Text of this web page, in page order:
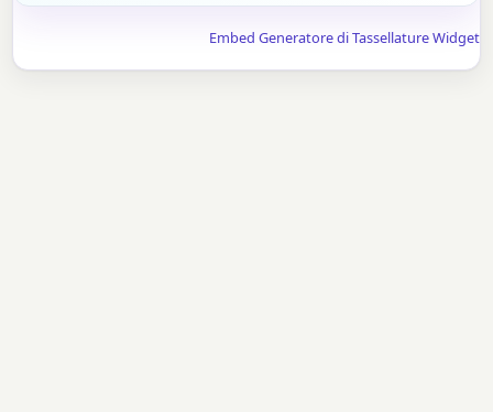
Embed Generatore di Tassellature Widget